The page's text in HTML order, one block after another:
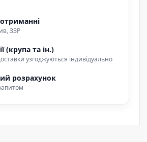
ЗЗР
(крупа та ін.)
узгоджуються індивідуально
розрахунок